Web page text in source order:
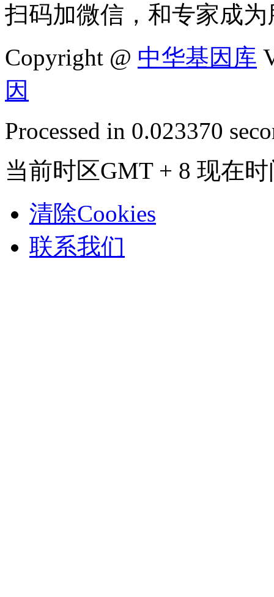
扫码加微信，和专家成为
Copyright @ 中华基因库
因
Processed in 0.023370
当前时区GMT + 8 现在
清除Cookies
联系我们